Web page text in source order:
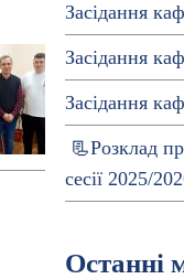
Засідання
Засідання
Засідання
📃Розклад
сесії 2025/
Останні